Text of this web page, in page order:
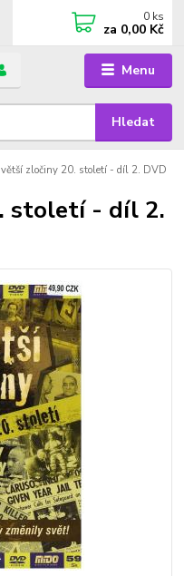
Menu
Hledat
0 ks
za 0,00 Kč
zločiny 20. století - díl 2. DVD
století - díl 2.